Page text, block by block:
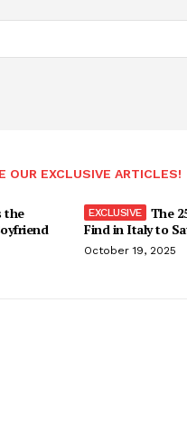
OUR EXCLUSIVE ARTICLES!
the
The
Find in Italy to
October 19, 2025